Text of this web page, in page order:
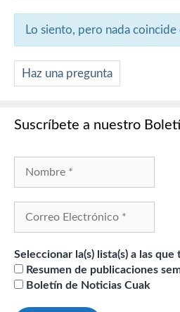
Lo siento, pero nada
Haz una pregunta
Suscríbete a nuestro
Seleccionar la(s) lista(s) a las
Resumen de publicaciones
Boletín de Noticias Cuak